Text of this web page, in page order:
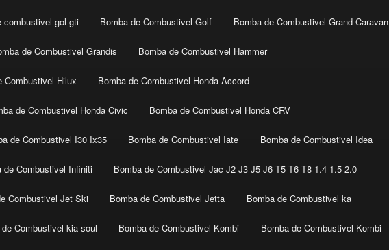
combustivel gol gti Bomba de Combustivel Golf Bomba de Combustivel Grand Caravan
de Combustivel Grandis Bomba de Combustivel Hammer
Combustivel Hilux Bomba de Combustivel Honda Accord
de Combustivel Honda Civic Bomba de Combustivel Honda CRV
de Combustivel I30 Ix35 Bomba de Combustivel Iate Bomba de Combustivel Idea
de Combustivel Infiniti Bomba de Combustivel Jac J2 J3 J5 J6 T5 T6 T8 1.4 1.5 2.0
Combustivel Jet Ski Bomba de Combustivel Jetta Bomba de Combustivel ka
Combustivel kia soul Bomba de Combustivel Kombi Bomba de Combustivel Kombi